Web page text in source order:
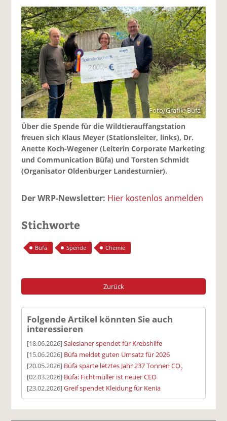
Foto/Grafik: Büfa
Über die Spende für die Wildtierauffangstation
freuen sich Klaus Meyer (Stationsleiter, links), Dr.
Anette Koch-Wegener (Leiterin Corporate Marketing
und Communication Büfa) und Torsten Schmidt
(Organisator Oldenburger Landesturnier).
Der WRP-Newsletter: Hier kostenlos anmelden
Stichworte
Büfa Spende Chemie
Zurück
Folgende Artikel könnten Sie auch
interessieren
[18.06.2026]Salesianer spendet für Krebshilfe
[15.06.2026] Büfa meldet guten Umsatz für 2026
[20.05.2026] Büfa sparte letztes Jahr 237 Tonnen CO2
[02.03.2026] Büfa: Fichtmüller ist neuer CEO
[23.02.2026]Greif spendet Kleidung für Kenia